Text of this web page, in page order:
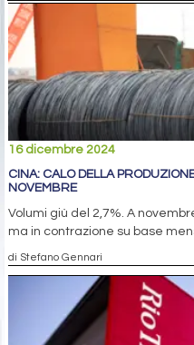
16 dicembre 2024
CINA: CALO DELLA
NOVEMBRE
Volumi giù del 2,7%. A
ma in contrazione su base
di Stefano Gennari